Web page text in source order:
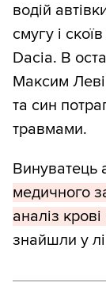
водій
смугу і
Dacia. В
Максим
та син
травмами.
Винуватець
медичного
аналіз
знайшли у